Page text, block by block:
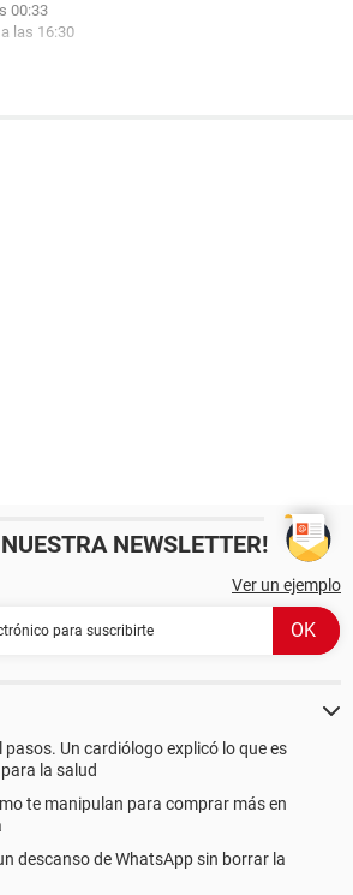
00:33
las 16:30
NEWSLETTER!
Ver un ejemplo
pasos. Un cardiólogo explicó lo que es
la salud
te manipulan para comprar más en
descanso de WhatsApp sin borrar la